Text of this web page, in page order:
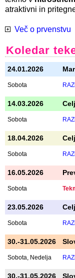
Pleza se v
je navadno lažji,
treninga in
V letu 2011 smo
težavam s
olimpijski šport s
tekmo v
atraktivni in
Koledar
24.01.2026
Sobota
14.03.2026
Sobota
18.04.2026
Sobota
16.05.2026
Sobota